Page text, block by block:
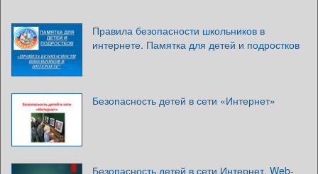
Правила безопасности школьников в
интернете. Памятка для детей и подростков
Безопасность детей в сети «Интернет»
Безопасность детей в сети Интернет. Web-